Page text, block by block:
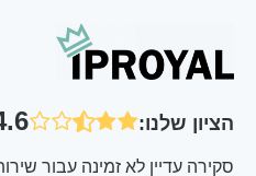
הציון שלנו: